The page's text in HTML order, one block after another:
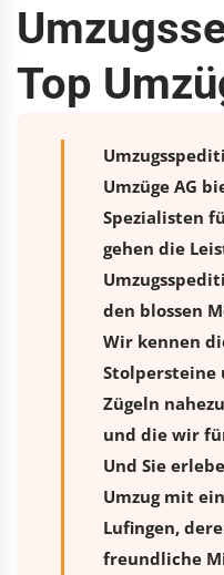
Top
Umzüge AG
Spezialisten
gehen die
den blossen
Wir kennen
Stolpersteine
Zügeln
und die wir
Und Sie
Umzugmit
Lufingen,
freundliche